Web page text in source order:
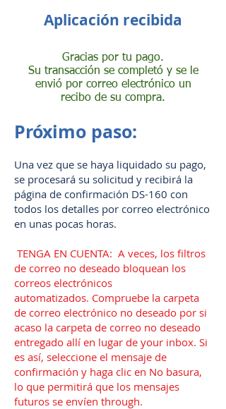
Aplicación recibida
Gracias por tu pago.
Su transacción se completó y se le
envió por correo electrónico un
recibo de su compra.
Próximo paso:
Una vez que se haya liquidado su pago,
se procesará su solicitud y recibirá la
página de confirmación DS-160 con
todos los detalles por correo electrónico
en unas pocas horas.
TENGA EN CUENTA: A veces, los filtros
de correo no deseado bloquean los
correos electrónicos
automatizados. Compruebe la carpeta
de correo electrónico no deseado por si
acaso la carpeta de correo no deseado
entregado allí en lugar de your inbox. Si
es así, seleccione el mensaje de
confirmación y haga clic en No basura,
lo que permitirá que los mensajes
futuros se envíen through.